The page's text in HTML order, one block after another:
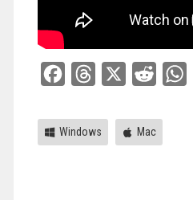
FacebookThreads Reddit
Windows Mac